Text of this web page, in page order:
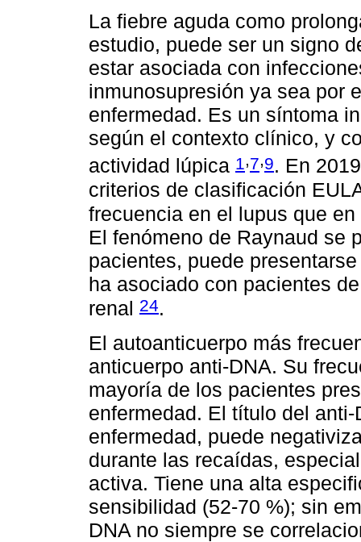
La fiebre aguda como
estudio, puede ser un signo
estar asociada con
inmunosupresión ya sea por
enfermedad. Es un síntoma
según el contexto clínico, y
actividad lúpica 1 ,7,9. En
criterios de clasificación
frecuencia en el lupus que
El fenómeno de Raynaud se
pacientes, puede
ha asociado con pacientes
renal 24.
El autoanticuerpo más
anticuerpo anti-DNA. Su
mayoría de los pacientes
enfermedad. El título del
enfermedad, puede
durante las recaídas,
activa. Tiene una alta
sensibilidad (52-70 %); sin
DNA no siempre se